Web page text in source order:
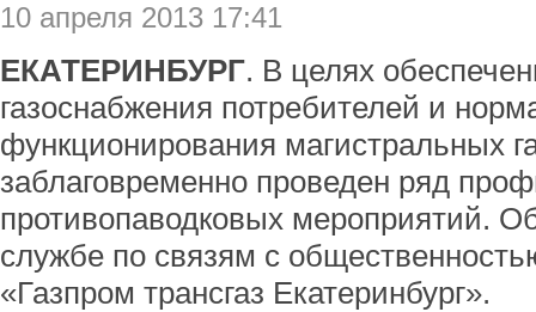
10 апреля 2013 17:41
ЕКАТЕРИНБУРГ. В целях
газоснабжения потребителей и
функционирования магистральных
заблаговременно проведен ряд
противопаводковых мероприятий.
службе по связям с
«Газпром трансгаз Екатеринбург».